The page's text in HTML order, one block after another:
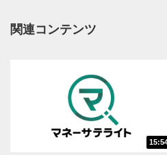
動画再生エリアにマウスを乗
動画を再生または一時停止しま
10秒戻し/10秒送り
10秒、動画を巻き戻し/早送り
関連コンテンツ